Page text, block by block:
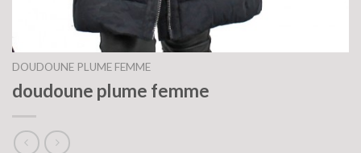
DOUDOUNE PLUME FEMME
doudoune plume femme